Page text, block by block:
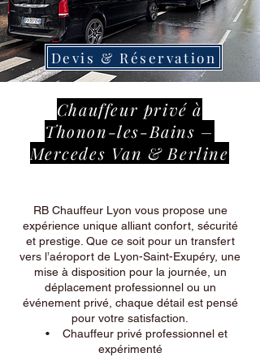
Devis & Réservation
Chauffeur privé à
Thonon-les-Bains –
Mercedes Van & Berline
RB Chauffeur Lyon vous propose une
expérience unique alliant confort, sécurité
et prestige. Que ce soit pour un transfert
vers l’aéroport de Lyon-Saint-Exupéry, une
mise à disposition pour la journée, un
déplacement professionnel ou un
événement privé, chaque détail est pensé
pour votre satisfaction.
• Chauffeur privé professionnel et
expérimenté